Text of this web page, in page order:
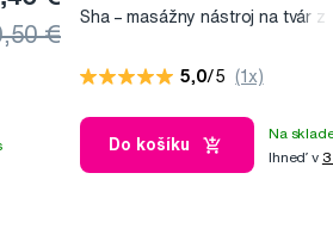
€
Sha –⁠⁠⁠⁠⁠⁠ masážny nástroj na tvár z
5,0/5 (1x)
Do košíku
Na
Ihneď v